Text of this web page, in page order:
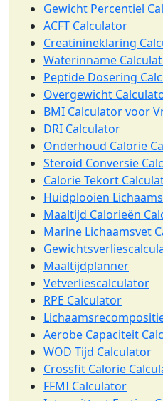
Gewicht Percentiel
ACFT Calculator
Creatinineklaring
Waterinname
Peptide Dosering
Overgewicht
BMI Calculator voor
DRI Calculator
Onderhoud Calorie
Steroid Conversie
Calorie Tekort
Huidplooien
Maaltijd Calorieën
Marine Lichaamsvet
Maaltijdplanner
Vetverliescalculator
RPE Calculator
Aerobe Capaciteit
WOD Tijd Calculator
Crossfit Calorie
FFMI Calculator